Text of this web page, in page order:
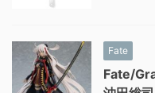
Fate
Fate/